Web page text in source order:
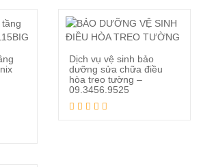
Đọc tiếp
Dịch vụ vệ sinh bảo
dưỡng sửa chữa điều
hòa treo tường –
09.3456.9525